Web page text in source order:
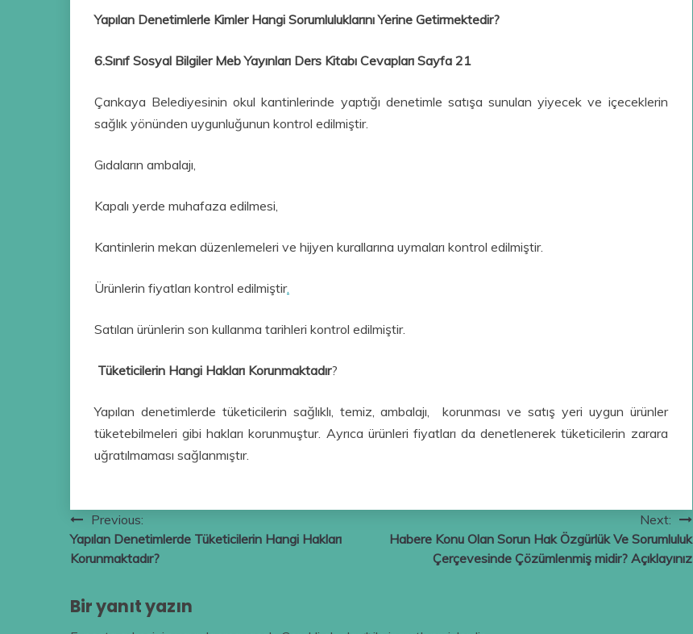
Yapılan Denetimlerle Kimler Hangi Sorumluluklarını Yerine Getirmektedir?
6.Sınıf Sosyal Bilgiler Meb Yayınları Ders Kitabı Cevapları Sayfa 21
Çankaya Belediyesinin okul kantinlerinde yaptığı denetimle satışa sunulan yiyecek ve içeceklerin
sağlık yönünden uygunluğunun kontrol edilmiştir.
Gıdaların ambalajı,
Kapalı yerde muhafaza edilmesi,
Kantinlerin mekan düzenlemeleri ve hijyen kurallarına uymaları kontrol edilmiştir.
Ürünlerin fiyatları kontrol edilmiştir.
Satılan ürünlerin son kullanma tarihleri kontrol edilmiştir.
Tüketicilerin Hangi Hakları Korunmaktadır?
Yapılan denetimlerde tüketicilerin sağlıklı, temiz, ambalajı, korunması ve satış yeri uygun ürünler
tüketebilmeleri gibi hakları korunmuştur. Ayrıca ürünleri fiyatları da denetlenerek tüketicilerin zarara
uğratılmaması sağlanmıştır.
Yazı
gezinmesi
Previous:
Yapılan Denetimlerde Tüketicilerin Hangi Hakları
Korunmaktadır?
Next:
Habere Konu Olan Sorun Hak Özgürlük Ve Sorumluluk
Çerçevesinde Çözümlenmiş midir? Açıklayınız
Bir yanıt yazın